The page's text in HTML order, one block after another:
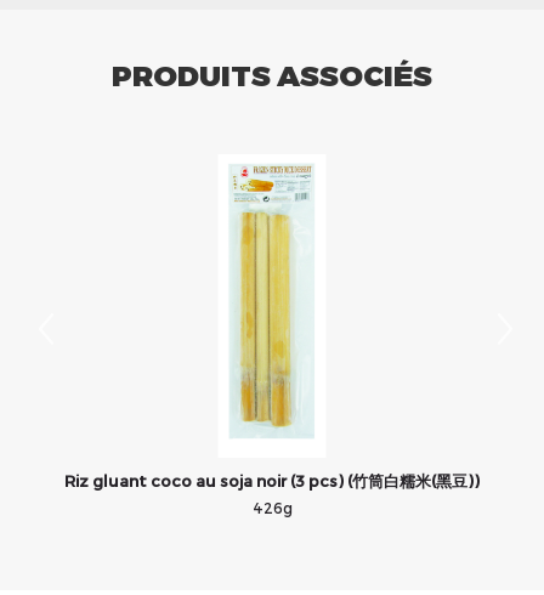
PRODUITS ASSOCIÉS
Riz gluant coco au soja noir (3 pcs) (竹筒白糯米(黑豆))
426g